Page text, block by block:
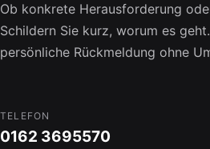
Ob konkrete Herausforderung
Schildern Sie kurz, worum es
persönliche Rückmeldung ohne
TELEFON
0162 3695570